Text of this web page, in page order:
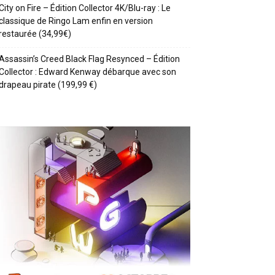
on Fire – Édition Collector 4K/Blu-ray : Le
de Ringo Lam enfin en version
(34,99€)
Creed Black Flag Resynced – Édition
: Edward Kenway débarque avec son
pirate (199,99 €)